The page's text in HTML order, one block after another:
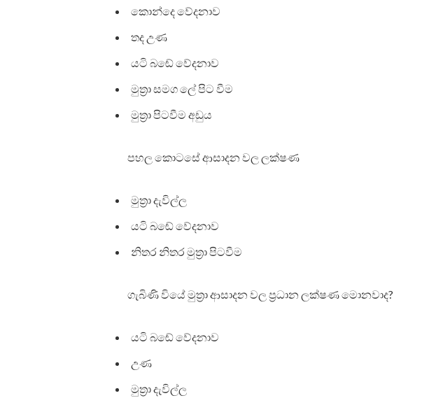
කොන්දෙ වේදනාව
තද උණ
යටි බඬේ වේදනාව
මුත්‍රා සමග ලේ පිට වීම
මුත්‍රා පිටවීම අඩුය
පහල කොටසේ ආසාදන වල ලක්ෂණ
මුත්‍රා දැවිල්ල
යටි බඬේ වේදනාව
නිතර නිතර මුත්‍රා පිටවීම
ගැබිණි වියේ මුත්‍රා ආසාදන වල ප්‍රධාන ලක්ෂණ මොනවාද?
යටි බ⁣ඬේ වේදනාව
උණ
මුත්‍රා දැවිල්ල